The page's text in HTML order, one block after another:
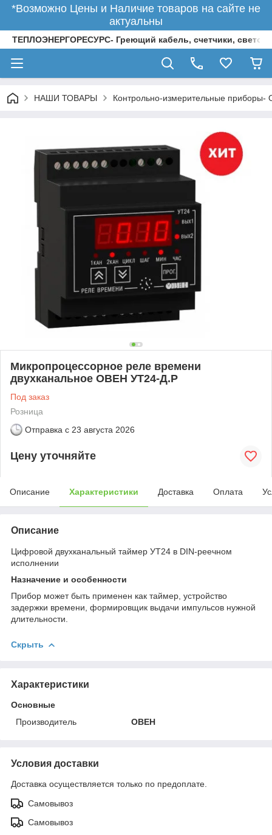
*Возможно Цены и Наличие товаров на сайте не
актуальны
ТЕПЛОЭНЕРГОРЕСУРС- Греющий кабель, счетчики,
НАШИ ТОВАРЫ Контрольно-измерительные приборы-
Микропроцессорное реле времени
двухканальное ОВЕН УТ24-Д.Р
Под заказ
Розница
Отправка с 23 августа 2026
Цену уточняйте
Описание Характеристики Доставка Оплата
Описание
Цифровой двухканальный таймер УТ24 в DIN-реечном
исполнении
Назначение и особенности
Прибор может быть применен как таймер, устройство
задержки времени, формировщик выдачи импульсов нужной
длительности.
Скрыть
Характеристики
Основные
Производитель
ОВЕН
Условия доставки
Доставка осуществляется только по предоплате.
Самовывоз
Самовывоз